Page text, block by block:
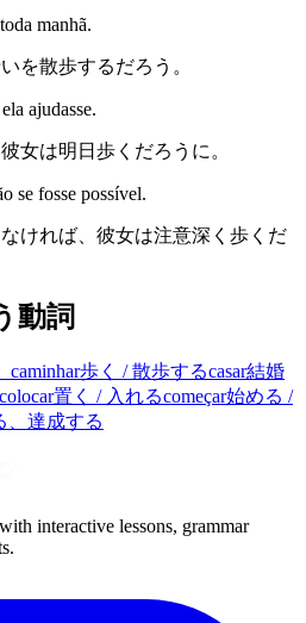
manhã.
を散歩するだろう。
ajudasse.
女は明日歩くだろうに。
se fosse possível.
ければ、彼女は注意深く歩くだ
動詞
caminhar歩く / 散歩するcasar結婚
colocar置く / 入れるcomeçar始める /
、達成する
interactive lessons, grammar